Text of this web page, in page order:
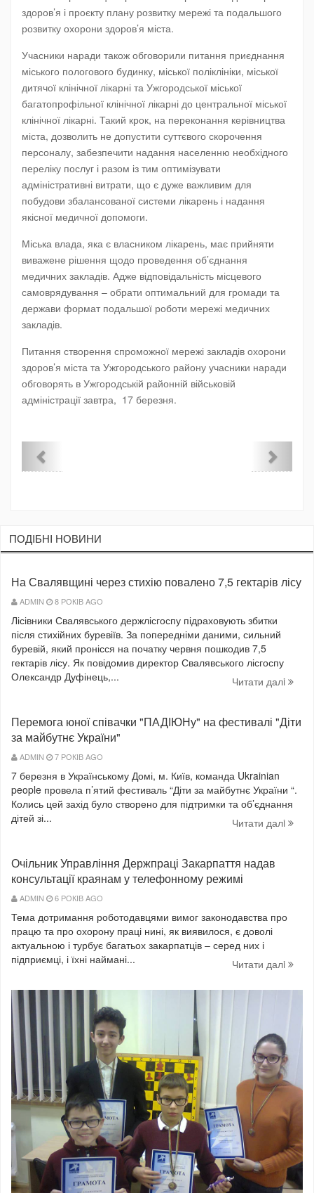
здоров’я і проєкту плану розвитку мережі та подальшого
розвитку охорони здоров’я міста.
Учасники наради також обговорили питання приєднання
міського пологового будинку, міської поліклініки, міської
дитячої клінічної лікарні та Ужгородської міської
багатопрофільної клінічної лікарні до центральної міської
клінічної лікарні. Такий крок, на переконання керівництва
міста, дозволить не допустити суттєвого скорочення
персоналу, забезпечити надання населенню необхідного
переліку послуг і разом із тим оптимізувати
адміністративні витрати, що є дуже важливим для
побудови збалансованої системи лікарень і надання
якісної медичної допомоги.
Міська влада, яка є власником лікарень, має прийняти
виважене рішення щодо проведення об’єднання
медичних закладів. Адже відповідальність місцевого
самоврядування – обрати оптимальний для громади та
держави формат подальшої роботи мережі медичних
закладів.
Питання створення спроможної мережі закладів охорони
здоров’я міста та Ужгородського району учасники наради
обговорять в Ужгородській районній військовій
адміністрації завтра, 17 березня.
ПОДIБНI НОВИНИ
На Свалявщині через стихію повалено 7,5 гектарів лісу
ADMIN 8 РОКІВ AGO
Лісівники Свалявського держлісгоспу підраховують збитки
після стихійних буревіїв. За попередніми даними, сильний
буревій, який пронісся на початку червня пошкодив 7,5
гектарів лісу. Як повідомив директор Свалявського лісгоспу
Олександр Дуфінець,...
Читати далi
Перемога юної співачки "ПАДІЮНу" на фестивалі "Діти
за майбутнє України"
ADMIN 7 РОКІВ AGO
7 березня в Українському Домі, м. Київ, команда Ukrainian
people провела п’ятий фестиваль “Діти за майбутнє України “.
Колись цей захід було створено для підтримки та об’єднання
дітей зі...
Читати далi
Очільник Управління Держпраці Закарпаття надав
консультації краянам у телефонному режимі
ADMIN 6 РОКІВ AGO
Тема дотримання роботодавцями вимог законодавства про
працю та про охорону праці нині, як виявилося, є доволі
актуальною і турбує багатьох закарпатців – серед них і
підприємці, і їхні наймані...
Читати далi